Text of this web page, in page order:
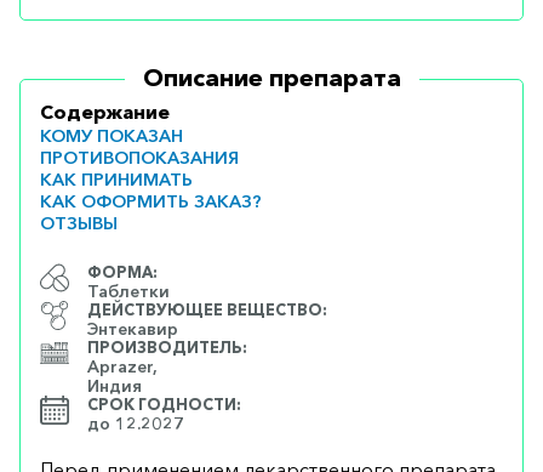
Описание препарата
Содержание
КОМУ ПОКАЗАН
ПРОТИВОПОКАЗАНИЯ
КАК ПРИНИМАТЬ
КАК ОФОРМИТЬ ЗАКАЗ?
ОТЗЫВЫ
ФОРМА:
Таблетки
ДЕЙСТВУЮЩЕЕ ВЕЩЕСТВО:
Энтекавир
ПРОИЗВОДИТЕЛЬ:
Aprazer,
Индия
СРОК ГОДНОСТИ:
до 12.2027